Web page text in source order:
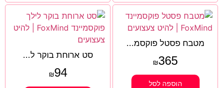
מטבח פסטל פוקסמ...
₪365
הוספה לסל
סט ארוחת בוקר ל...
₪94